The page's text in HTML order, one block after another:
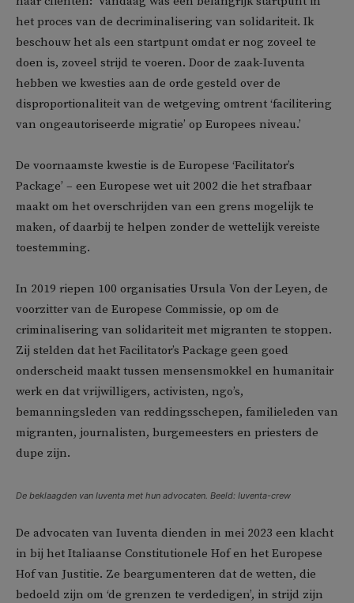
het proces van de decriminalisering van solidariteit. Ik
beschouw het als een startpunt omdat er nog zoveel te
doen is, zoveel strijd te voeren. Door de zaak-Iuventa
hebben we kwesties aan de orde gesteld over de
disproportionaliteit van de wetgeving omtrent ‘facilitering
van ongeautoriseerde migratie’ op Europees niveau.’
De voornaamste kwestie is de Europese ‘Facilitator’s
Package’ – een Europese wet uit 2002 die het strafbaar
maakt om het overschrijden van een grens mogelijk te
maken, of daarbij te helpen zonder de wettelijk vereiste
toestemming.
In 2019 riepen 100 organisaties Ursula Von der Leyen, de
voorzitter van de Europese Commissie, op om de
criminalisering van solidariteit met migranten te stoppen.
Zij stelden dat het Facilitator’s Package geen goed
onderscheid maakt tussen mensensmokkel en humanitair
werk en dat vrijwilligers, activisten, ngo’s,
bemanningsleden van reddingsschepen, familieleden van
migranten, journalisten, burgemeesters en priesters de
dupe zijn.
De beklaagden van Iuventa met hun advocaten. Beeld: Iuventa-crew
De advocaten van Iuventa dienden in mei 2023 een klacht
in bij het Italiaanse Constitutionele Hof en het Europese
Hof van Justitie. Ze beargumenteren dat de wetten, die
bedoeld zijn om ‘de grenzen te verdedigen’, in strijd zijn